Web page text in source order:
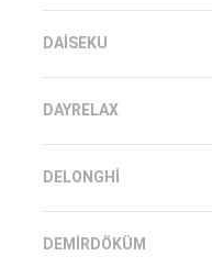
DAISEKU
DAYRELAX
DELONGHI
DEMIRDÖKÜM